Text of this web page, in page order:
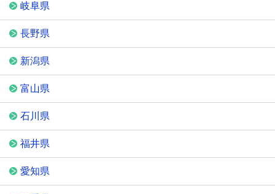
岐阜県
長野県
新潟県
富山県
石川県
福井県
愛知県